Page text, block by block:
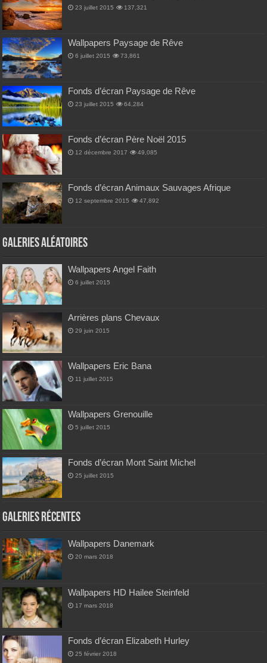
23 juillet 2015 137,321
Wallpapers Paysage de Rêve
6 juillet 2015 73,861
Fonds d’écran Paysage de Rêve
23 juillet 2015 64,284
Fonds d’écran Père Noël 2015
12 décembre 2017 49,085
Fonds d’écran Animaux Sauvages Afrique
12 septembre 2015 47,892
Galeries Aléatoires
Wallpapers Angel Faith
6 juillet 2015
Arrières plans Chevaux
29 juin 2015
Wallpapers Eric Bana
11 juillet 2015
Wallpapers Grenouille
5 juillet 2015
Fonds d’écran Mont Saint Michel
25 juillet 2015
Galeries Récentes
Wallpapers Danemark
20 mars 2018
Wallpapers HD Hailee Steinfeld
17 mars 2018
Fonds d’écran Elizabeth Hurley
25 février 2018